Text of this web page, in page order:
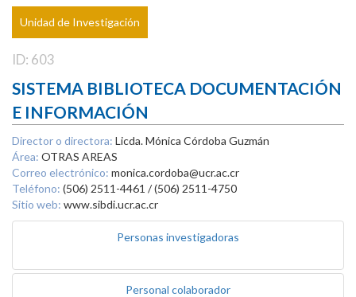
Unidad de Investigación
ID: 603
SISTEMA BIBLIOTECA DOCUMENTACIÓN
E INFORMACIÓN
Director o directora: Licda. Mónica Córdoba Guzmán
Área: OTRAS AREAS
Correo electrónico: monica.cordoba@ucr.ac.cr
Teléfono: (506) 2511-4461 / (506) 2511-4750
Sitio web: www.sibdi.ucr.ac.cr
Personas investigadoras
Personal colaborador